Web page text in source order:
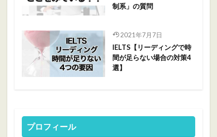
制系」の質問
2021年7月7日
IELTS【リーディングで時
間が足らない場合の対策4
選】
プロフィール